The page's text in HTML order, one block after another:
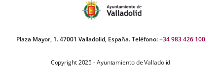
Plaza Mayor, 1. 47001 Valladolid, España. Teléfono:+34 983 426 100
Copyright 2025 - Ayuntamiento de Valladolid